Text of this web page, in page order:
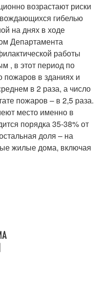
возрастают риски
гибелью
на днях в ходе
Департамента
работы
, в этот период по
пожаров в зданиях и
в 2 раза, а число
пожаров – в 2,5 раза.
место именно в
порядка 35-38% от
доля – на
жилые дома, включая